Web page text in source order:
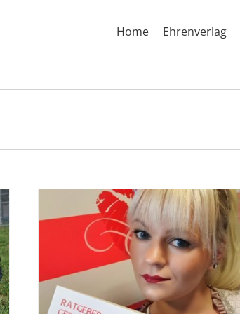
Home Ehrenverlag